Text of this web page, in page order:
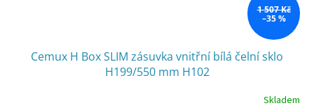
1 507 Kč
–35 %
Cemux H Box SLIM zásuvka vnitřní bílá čelní sklo
H199/550 mm H102
Skladem